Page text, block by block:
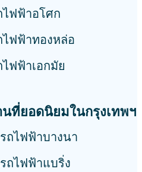
ฟฟ้าอโศก
ฟฟ้าทองหล่อ
ฟฟ้าเอกมัย
ที่ยอดนิยมในกรุงเทพฯ
ถไฟฟ้าบางนา
ถไฟฟ้าแบริ่ง